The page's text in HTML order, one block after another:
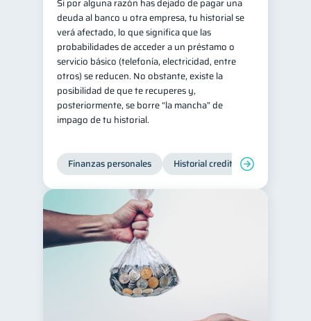
Si por alguna razón has dejado de pagar una
deuda al banco u otra empresa, tu historial se
verá afectado, lo que significa que las
probabilidades de acceder a un préstamo o
servicio básico (telefonía, electricidad, entre
otros) se reducen. No obstante, existe la
posibilidad de que te recuperes y,
posteriormente, se borre “la mancha” de
impago de tu historial.
Finanzas personales Historial crediticio